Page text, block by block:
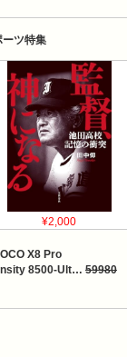
ツ特集
¥2,000
X8 Pro
8500-Ult… 59980